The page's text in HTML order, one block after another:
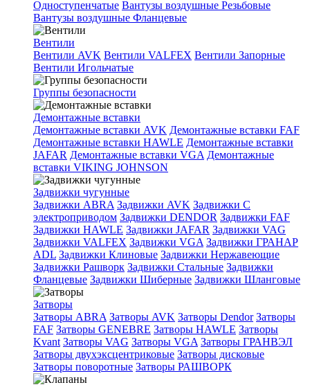
Одноступенчатые Вантузы воздушные Резьбовые
Вантузы воздушные Фланцевые
Вентили
Вентили AVK Вентили VALFEX Вентили Запорные
Вентили Игольчатые
Группы безопасности
Демонтажные вставки
Демонтажные вставки AVK Демонтажные вставки FAF
Демонтажные вставки HAWLE Демонтажные вставки
JAFAR Демонтажные вставки VGA Демонтажные
вставки VIKING JOHNSON
Задвижки чугунные
Задвижки ABRA Задвижки AVK Задвижки C
электроприводом Задвижки DENDOR Задвижки FAF
Задвижки HAWLE Задвижки JAFAR Задвижки VAG
Задвижки VALFEX Задвижки VGA Задвижки ГРАНАР
ADL Задвижки Клиновые Задвижки Нержавеющие
Задвижки Рашворк Задвижки Стальные Задвижки
Фланцевые Задвижки Шиберные Задвижки Шланговые
Затворы
Затворы ABRA Затворы AVK Затворы Dendor Затворы
FAF Затворы GENEBRE Затворы HAWLE Затворы
Kvant Затворы VAG Затворы VGA Затворы ГРАНВЭЛ
Затворы двухэксцентриковые Затворы дисковые
Затворы поворотные Затворы РАШВОРК